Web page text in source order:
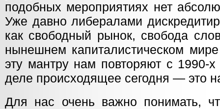
подобных мероприятиях нет
Уже давно либералами
как свободный рынок, свобода
нынешнем капиталистическом
эту мантру нам повторяют с 1990-
деле происходящее сегодня — это
Для нас очень важно понимать,